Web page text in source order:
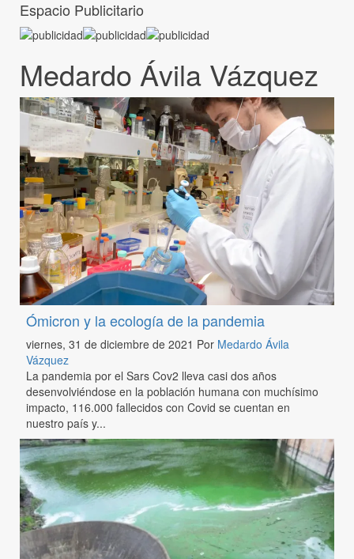
Espacio Publicitario
Medardo Ávila Vázquez
Ómicron y la ecología de la pandemia
viernes, 31 de diciembre de 2021 Por Medardo Ávila
Vázquez
La pandemia por el Sars Cov2 lleva casi dos años
desenvolviéndose en la población humana con muchísimo
impacto, 116.000 fallecidos con Covid se cuentan en
nuestro país y...